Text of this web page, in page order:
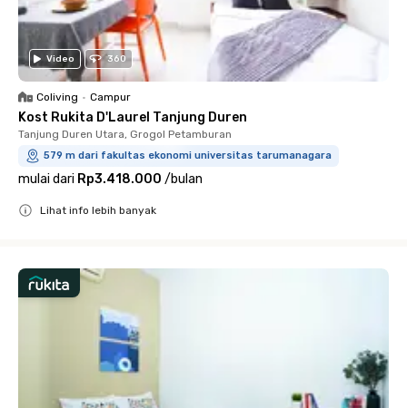
Video 360
Coliving • Campur
Kost Rukita D'Laurel Tanjung Duren
Tanjung Duren Utara, Grogol Petamburan
579 m dari fakultas ekonomi universitas tarumanagara
mulai dari Rp3.418.000 /bulan
Lihat info lebih banyak